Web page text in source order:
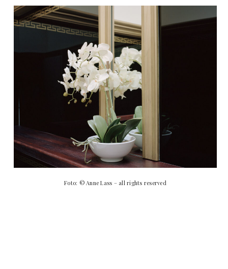
Foto: © Anne Lass – all rights reserved